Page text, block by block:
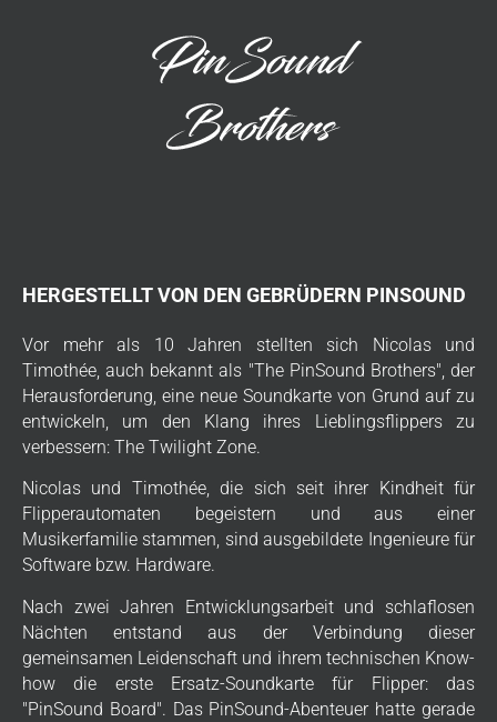
HERGESTELLT VON DEN GEBRÜDERN PINSOUND
Vor mehr als 10 Jahren stellten sich Nicolas und
Timothée, auch bekannt als "The PinSound Brothers", der
Herausforderung, eine neue Soundkarte von Grund auf zu
entwickeln, um den Klang ihres Lieblingsflippers zu
verbessern: The Twilight Zone.
Nicolas und Timothée, die sich seit ihrer Kindheit für
Flipperautomaten begeistern und aus einer
Musikerfamilie stammen, sind ausgebildete Ingenieure für
Software bzw. Hardware.
Nach zwei Jahren Entwicklungsarbeit und schlaflosen
Nächten entstand aus der Verbindung dieser
gemeinsamen Leidenschaft und ihrem technischen Know-
how die erste Ersatz-Soundkarte für Flipper: das
"PinSound Board". Das PinSound-Abenteuer hatte gerade